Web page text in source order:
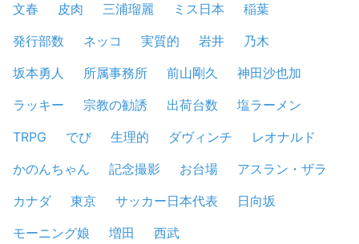
文春
皮肉 三浦瑠麗 ミス日本
稲葉
発行部数
ネッコ 実質的 岩井
乃木
坂本勇人
所属事務所 前山剛久
神田沙也加
ラッキー
宗教の勧誘 出荷台数
塩ラーメン
TRPG
でび 生理的 ダヴィンチ
レオナルド
かのんちゃん
記念撮影 お台場
アスラン・ザラ
カナダ
東京 サッカー日本代表
日向坂
モーニング娘
増田 西武